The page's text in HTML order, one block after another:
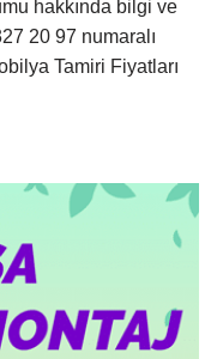
hakkında bilgi ve
20 97 numaralı
Tamiri Fiyatları